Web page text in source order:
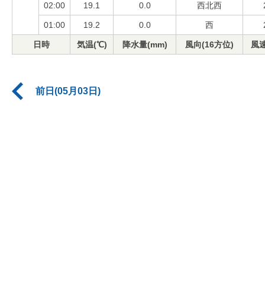
02:00 19.1 0.0 西北西
01:00 19.2 0.0 西
日時 気温(℃) 降水量(mm) 風向(16方位) 風
前日(05月03日)